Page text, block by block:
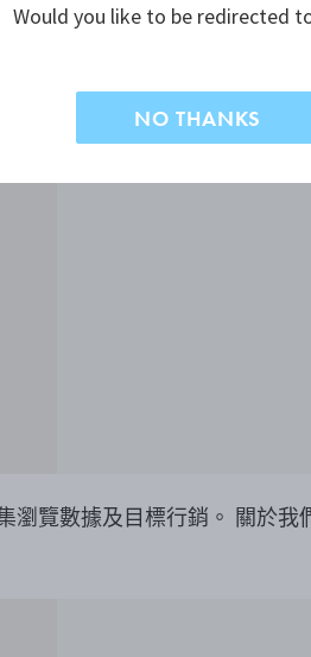
瀏覽數據及目標行銷。 關於我
Would you like to be redirected
NO THANKS